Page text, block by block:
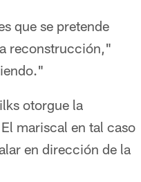
que se pretende
reconstrucción,"
otorgue la
mariscal en tal caso
en dirección de la